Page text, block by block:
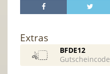
Extras
BFDE12
Gutscheincode